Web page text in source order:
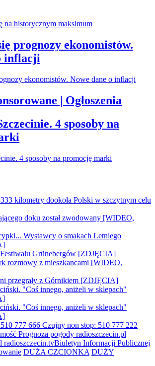
prognozy ekonomistów.
inflacji
| Ogłoszenia
4 sposoby na
kilometry dookoła Polski w szczytnym celu
doku został zwodowany [WIDEO,
Wystawcy o smakach Letniego
Grünebergów [ZDJĘCIA]
rozmowy z mieszkancami [WIDEO,
przegrały z Górnikiem [ZDJĘCIA]
"Coś innego, aniżeli w sklepach"
"Coś innego, aniżeli w sklepach"
777 666 Czujny non stop: 510 777 222
Prognoza pogody radioszczecin.pl
radioszczecin.tvBiuletyn Informacji Publicznej
DUŻA CZCIONKA DUŻY